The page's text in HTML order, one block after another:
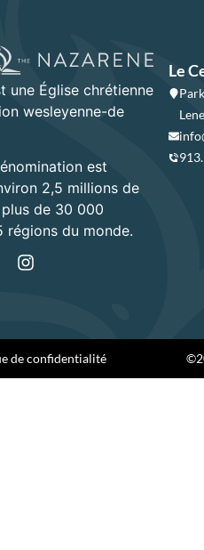
une Église chrétienne
wesleyenne-de
est
2,5 millions de
de 30 000
régions du monde.
Le
de confidentialité